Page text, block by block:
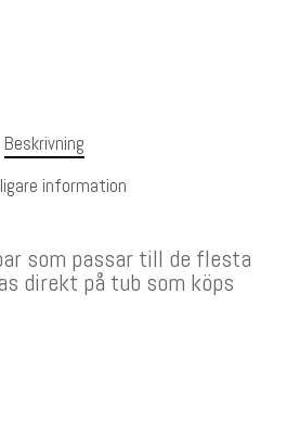
Beskrivning
information
som passar till de flesta
direkt på tub som köps